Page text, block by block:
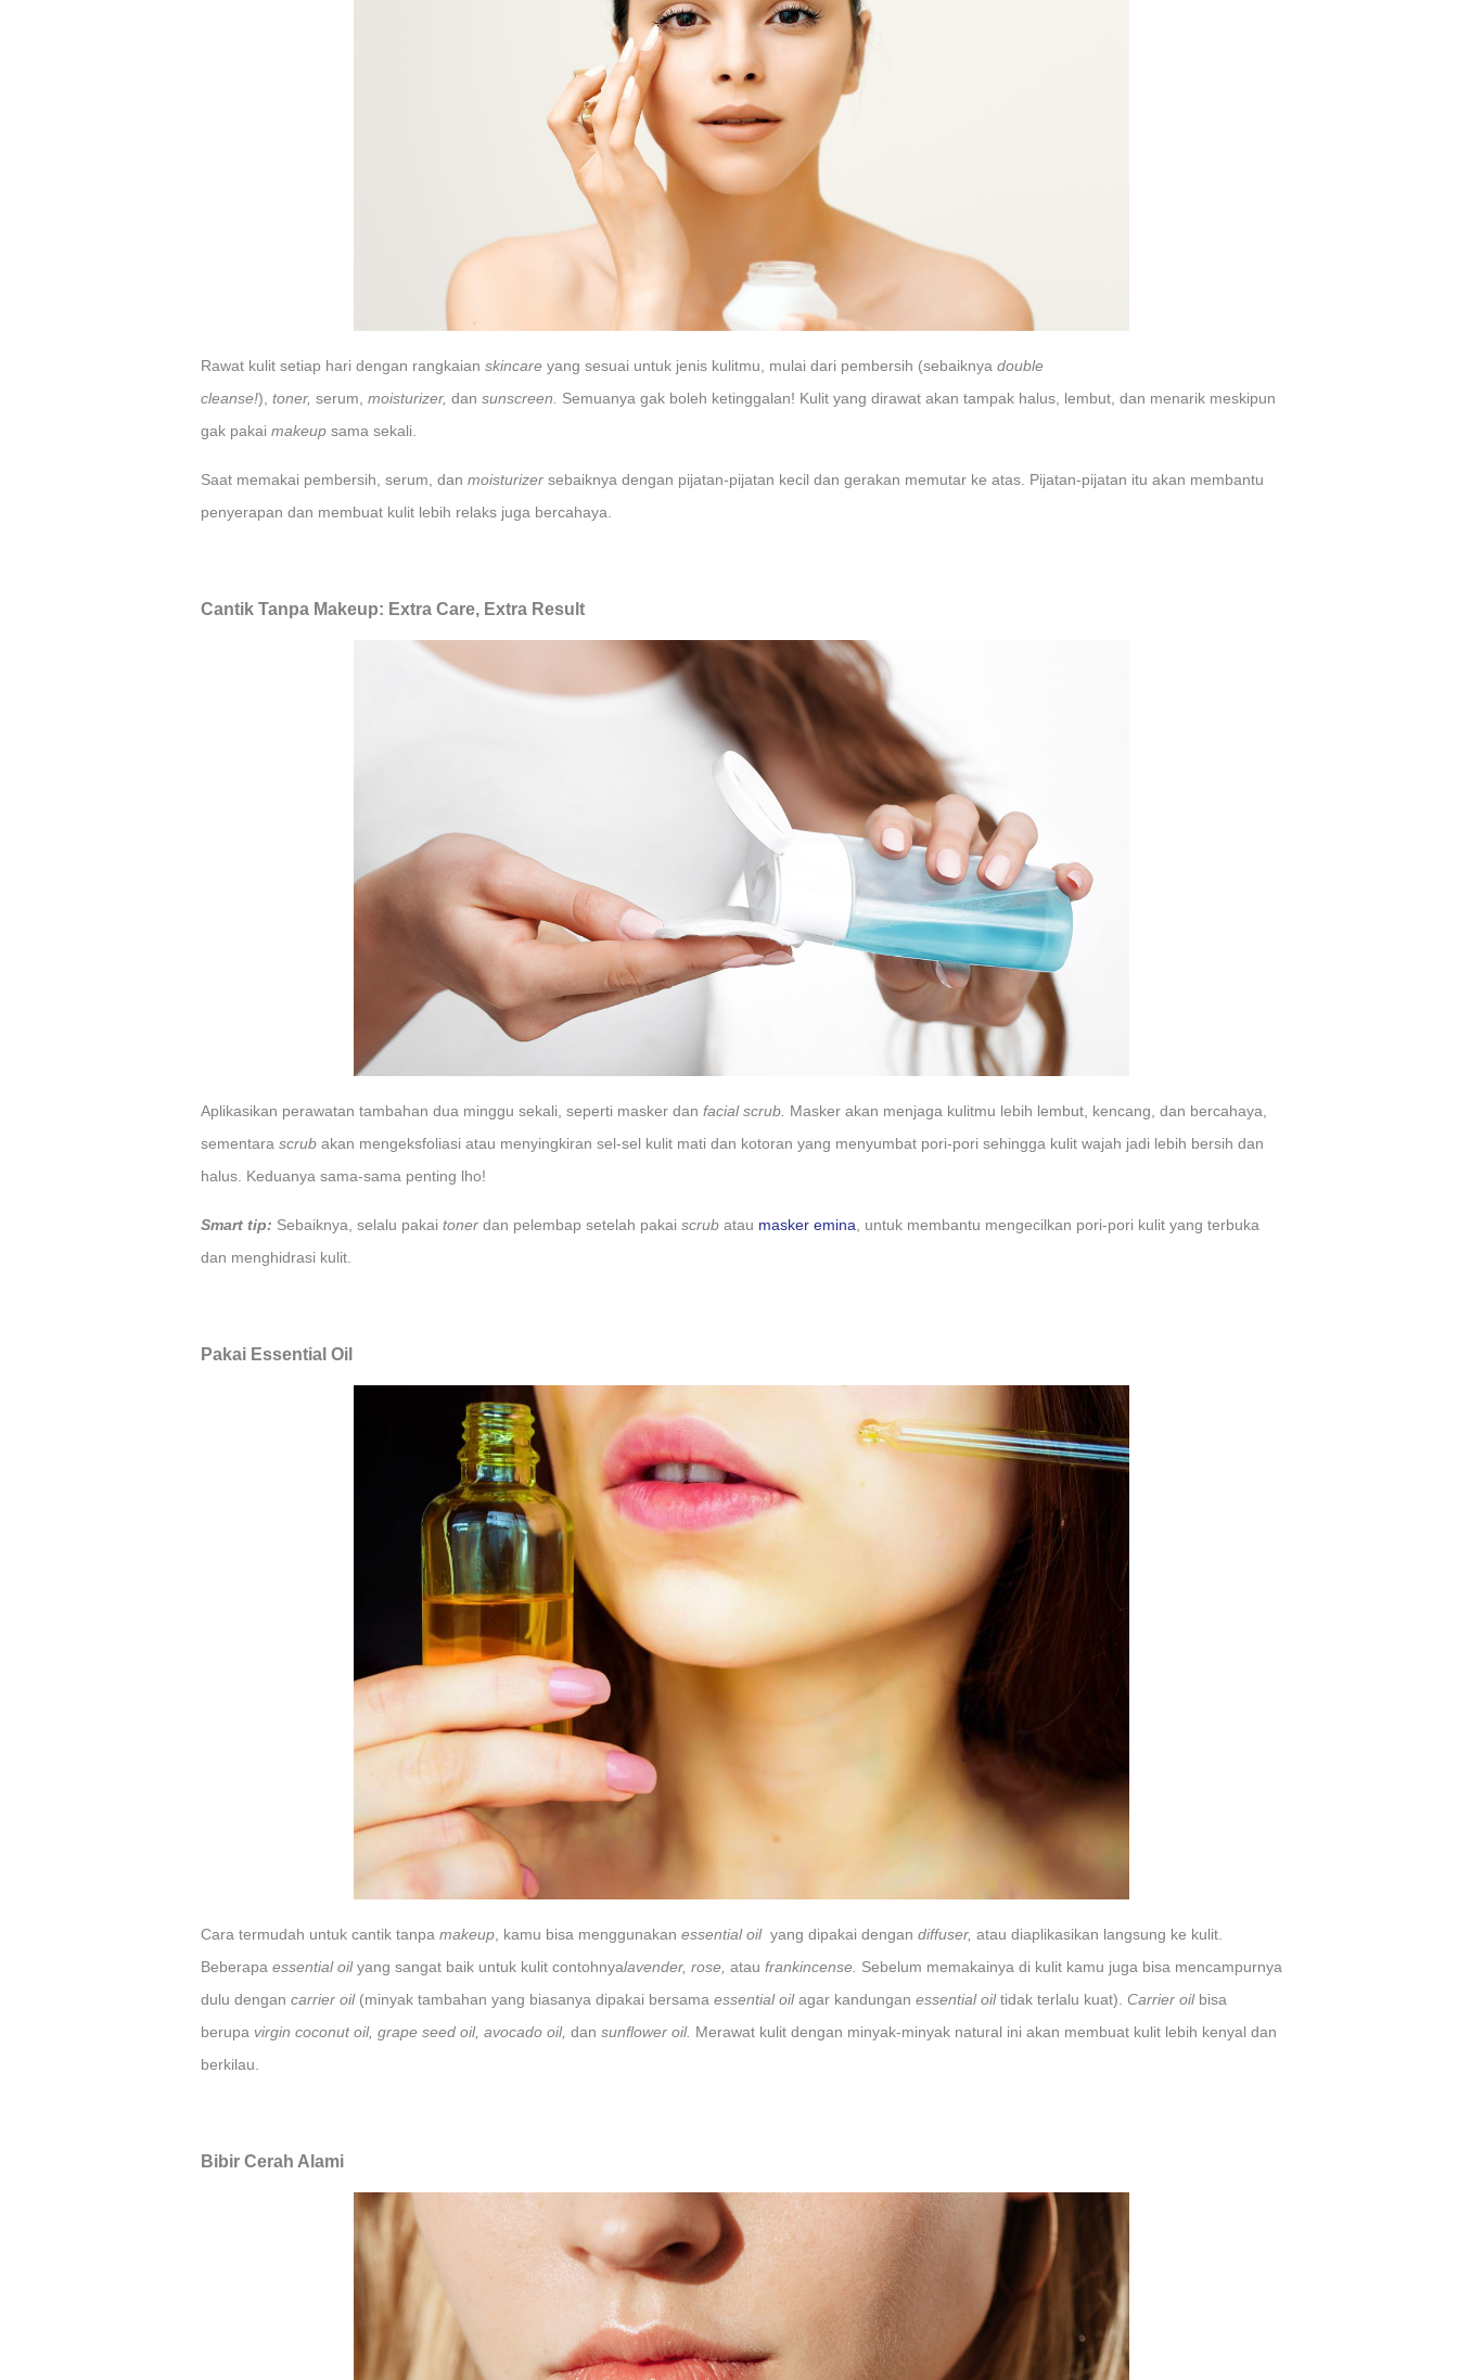
Rawat kulit setiap hari dengan rangkaian skincare yang sesuai untuk jenis kulitmu, mulai dari pembersih (sebaiknya double
cleanse!), toner, serum, moisturizer, dan sunscreen.
Semuanya gak boleh ketinggalan! Kulit yang dirawat akan tampak halus, lembut, dan menarik meskipun
gak pakai makeup sama sekali.
Saat memakai pembersih, serum, dan moisturizer sebaiknya dengan pijatan-pijatan kecil dan gerakan memutar ke atas. Pijatan-pijatan itu akan membantu
penyerapan dan membuat kulit lebih relaks juga bercahaya.
Cantik Tanpa Makeup: Extra Care, Extra Result
Aplikasikan perawatan tambahan dua minggu sekali, seperti masker dan facial scrub. Masker akan menjaga kulitmu lebih lembut, kencang, dan bercahaya,
sementara scrub akan mengeksfoliasi atau menyingkiran sel-sel kulit mati dan kotoran yang menyumbat pori-pori sehingga kulit wajah jadi lebih bersih dan
halus. Keduanya sama-sama penting lho!
Smart tip: Sebaiknya, selalu pakai toner dan pelembap setelah pakai scrub atau masker emina , untuk membantu mengecilkan pori-pori kulit yang terbuka
dan menghidrasi kulit.
Pakai Essential Oil
Cara termudah untuk cantik tanpa makeup , kamu bisa menggunakan essential oil yang dipakai dengan diffuser, atau diaplikasikan langsung ke kulit.
Beberapa essential oilyang sangat baik untuk kulit contohnyalavender, rose, atau frankincense. Sebelum memakainya di kulit kamu juga bisa mencampurnya
dulu dengan carrier oil (minyak tambahan yang biasanya dipakai bersama essential oilagar kandungan essential oiltidak terlalu kuat). Carrier oilbisa
berupa virgin coconut oil, grape seed oil, avocado oil, dan sunflower oil. Merawat kulit dengan minyak-minyak natural ini akan membuat kulit lebih kenyal dan
berkilau.
Bibir Cerah Alami